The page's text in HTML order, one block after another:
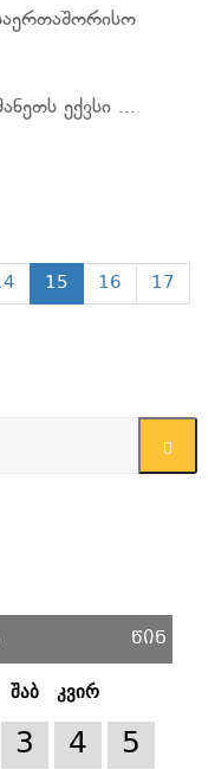
ექვსი ...
15 16
17
წინ
შაბ კვირ
3 4
5